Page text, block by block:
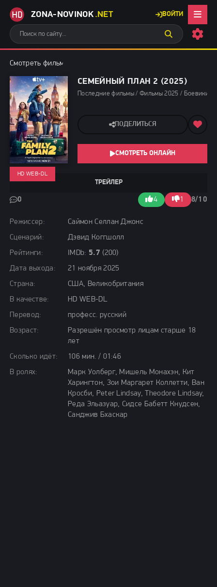
ZONA-NOVINOK .NET ВОЙТИ
Смотреть фильмы бесплатно
СЕМЕЙНЫЙ ПЛАН 2 (2025)
Последние фильмы / Фильмы 2025 / Боевики
Режиссер:
Саймон Селлан Джонс
Сценарий:
Дэвид Коггшолл
Рейтинги:
IMDb: 5.7 (200)
Дата выхода:
21 ноября 2025
Страна:
США, Великобритания
В качестве:
HD WEB-DL
Перевод:
професс. русский
Возраст:
Разрешён просмотр лицам старше 18
лет
Сколько идёт:
106 мин. / 01:46
В ролях:
Марк Уолберг, Мишель Монахэн, Кит
Харингтон, Зои Маргарет Коллетти, Ван
Кросби, Peter Lindsay, Theodore Lindsay,
Реда Эльазуар, Сидсе Бабетт Кнудсен,
Санджив Бхаскар
ТРЕЙЛЕР
0 4 1 8/10
HD WEB-DL
ПОДЕЛИТЬСЯ
СМОТРЕТЬ ОНЛАЙН